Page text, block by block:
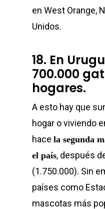
en West Orange,
Unidos.
18. En
700.000
hogares.
A esto hay que
hogar o viviendo
hace la segunda
el país, después
(1.750.000). Sin
países como
mascotas más